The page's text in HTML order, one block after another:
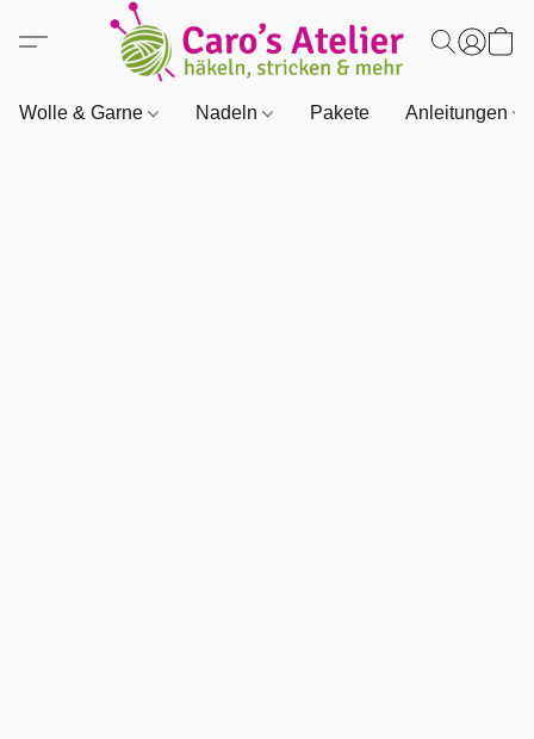
Wolle & Garne Nadeln Pakete Anleitungen